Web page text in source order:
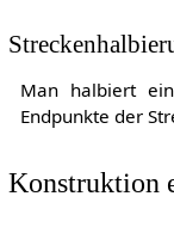
Man halbiert
Endpunkte der
Konstruktion